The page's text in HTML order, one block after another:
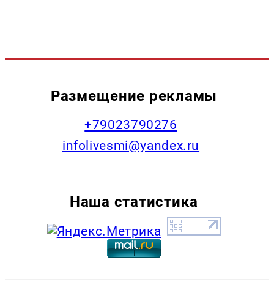
Размещение рекламы
+79023790276
infolivesmi@yandex.ru
Наша статистика